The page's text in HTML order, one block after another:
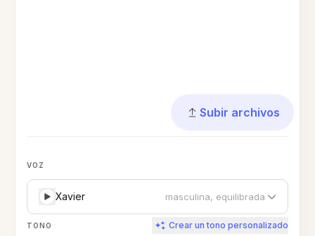
Subir archivos
VOZ
Xavier masculina, equilibrada
TONO Crear un tono personalizado